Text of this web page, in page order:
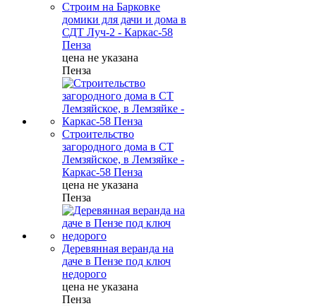
Строим на Барковке
домики для дачи и дома в
СДТ Луч-2 - Каркас-58
Пенза
цена не указана
Пенза
Строительство
загородного дома в СТ
Лемзяйское, в Лемзяйке -
Каркас-58 Пенза
цена не указана
Пенза
Деревянная веранда на
даче в Пензе под ключ
недорого
цена не указана
Пенза